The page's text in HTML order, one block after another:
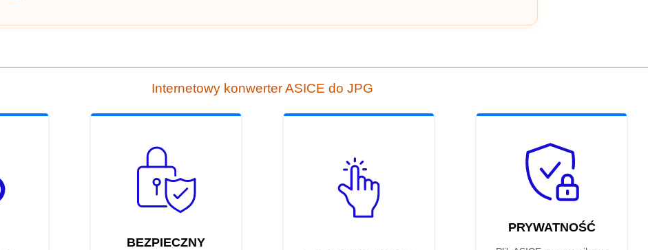
Internetowy konwerter ASICE do JPG
BEZPIECZNY
PRYWATNOŚĆ